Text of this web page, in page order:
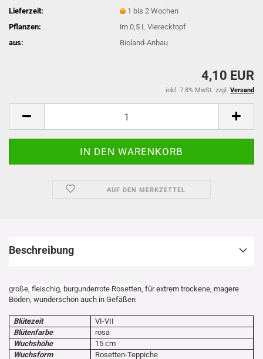
Lieferzeit:
1 bis 2 Wochen
Pflanzen:
im 0,5 L Vierecktopf
aus:
Bioland-Anbau
4,10 EUR
inkl. 7.8% MwSt. zzgl. Versand
AUF DEN MERKZETTEL
Beschreibung
große, fleischig, burgunderrote Rosetten, für extrem trockene, magere
Böden, wunderschön auch in Gefäßen
Blütezeit
VI-VII
Blütenfarbe
rosa
Wuchshöhe
15 cm
Wuchsform
Rosetten-Teppiche